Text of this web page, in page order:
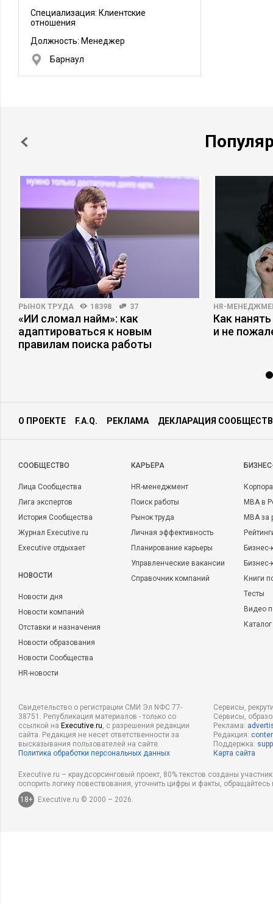
Специализация: Клиентские
отношения
Должность: Менеджер
Барнаул
РЫНОК ТРУДА 18398 37
«ИИ сломал найм»: как
адаптироваться к новым
правилам поиска работы
HR-
Как
и не
О ПРОЕКТЕ F.A.Q. РЕКЛАМА ДЕКЛАРАЦИЯ
CООБЩЕСТВО
Лица Сообщества
Лига экспертов
История Сообщества
Журнал Executive.ru
Executive отдыхает
НОВОСТИ
Новости дня
Новости компаний
Отставки и назначения
Новости образования
Новости Сообщества
HR-новости
КАРЬЕРА
HR-менеджмент
Поиск работы
Рынок труда
Личная эффективность
Планирование карьеры
Управленческие вакансии
Справочник компаний
MBA в
MBA
Бизнес-
Книги
Тесты
Видео
Свидетельство о регистрации СМИ Эл NФС 77-
38751. Републикация материалов - только со
ссылкой на Executive.ru, с разрешения редакции
сайта. Редакция не несет ответственности за
высказывания пользователей на сайте.
Политика обработки персональных данных
Сервисы,
Сервисы,
Реклама:
Редакция:
Поддержка:
Карта сайта
Executive.ru – краудсорсинговый проект, 80% текстов созданы
оспорить логику повествования, уточнить цифры и факты,
18+
Executive.ru © 2000 – 2026.